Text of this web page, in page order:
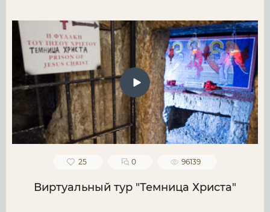
25 0 96139
Виртуальный тур "Темница Христа"